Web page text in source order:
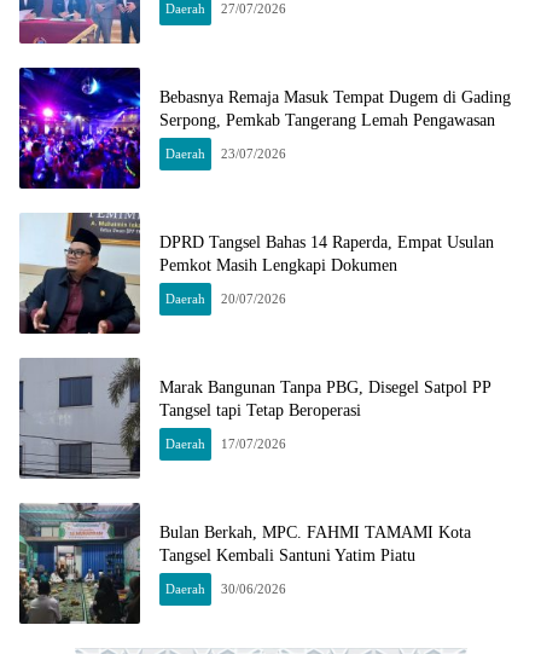
Daerah 27/07/2026
Bebasnya Remaja Masuk Tempat Dugem di Gading
Serpong, Pemkab Tangerang Lemah Pengawasan
Daerah 23/07/2026
DPRD Tangsel Bahas 14 Raperda, Empat Usulan
Pemkot Masih Lengkapi Dokumen
Daerah 20/07/2026
Marak Bangunan Tanpa PBG, Disegel Satpol PP
Tangsel tapi Tetap Beroperasi
Daerah 17/07/2026
Bulan Berkah, MPC. FAHMI TAMAMI Kota
Tangsel Kembali Santuni Yatim Piatu
Daerah 30/06/2026